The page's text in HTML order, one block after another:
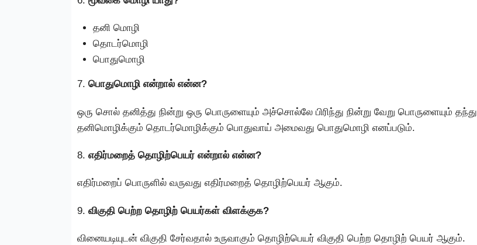
தனி மொழி
தொடர்மொழி
பொதுமொழி
7. பொதுமொழி என்றால் என்ன?
ஒரு சொல் தனித்து நின்று ஒரு பொருளையும் அச்சொல்லே பிரிந்து நின்று வேறு பொருளையும் தந்து
தனிமொழிக்கும் தொடர்மொழிக்கும் பொதுவாய் அமைவது பொதுமொழி எனப்படும்.
8. எதிர்மறைத் தொழிற்பெயர் என்றால் என்ன?
எதிர்மறைப் பொருளில் வருவது எதிர்மறைத் தொழிற்பெயர் ஆகும்.
9. விகுதி பெற்ற தொழிற் பெயர்கள் விளக்குக?
வினையடியுடன் விகுதி சேர்வதால் உருவாகும் தொழிற்பெயர் விகுதி பெற்ற தொழிற் பெயர் ஆகும்.